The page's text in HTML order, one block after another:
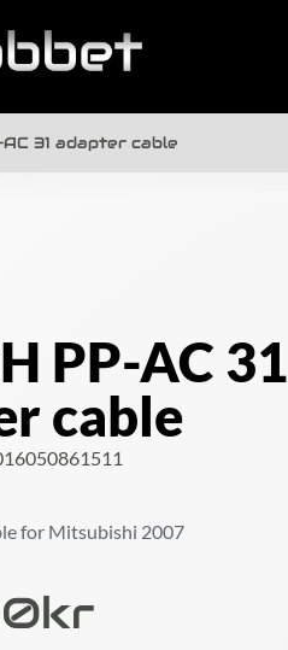
31 adapter cable
PP-AC 31
cable
for Mitsubishi 2007
Kr